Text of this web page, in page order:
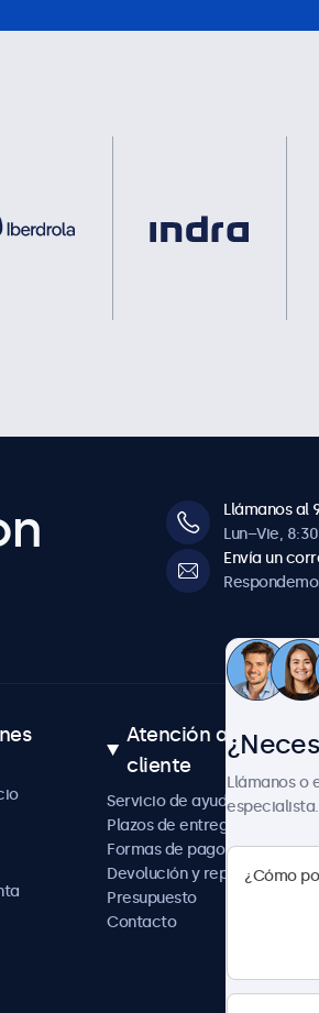
Llámanos al
Lun–Vie,
Envía un
Atención al
cliente
Servicio de ayuda
Plazos de entrega
Formas de pago
Devolución y reparación
Presupuesto
Contacto
Llámanos o
especialista.